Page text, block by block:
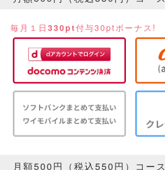
毎月１日 330pt付与30ptボーナス!
月額500円（税込550円）コース